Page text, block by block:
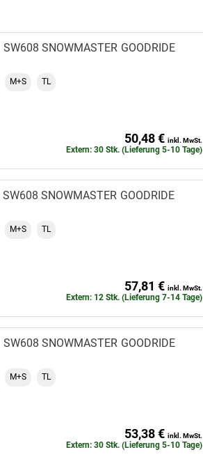
GOODRIDE
SW608 SNOWMASTER
M+S TL
50,48 € inkl. MwSt.
Extern: 30 Stk. (Lieferung 5-10 Tage)
GOODRIDE
SW608 SNOWMASTER
M+S TL
57,81 € inkl. MwSt.
Extern: 12 Stk. (Lieferung 7-14 Tage)
GOODRIDE
SW608 SNOWMASTER
M+S TL
53,38 € inkl. MwSt.
Extern: 30 Stk. (Lieferung 5-10 Tage)